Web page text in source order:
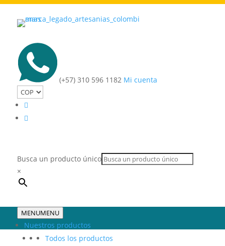
(+57) 310 596 1182 Mi cuenta
Busca un producto único
×
MENUMENU
Nuestros productos
Todos los productos